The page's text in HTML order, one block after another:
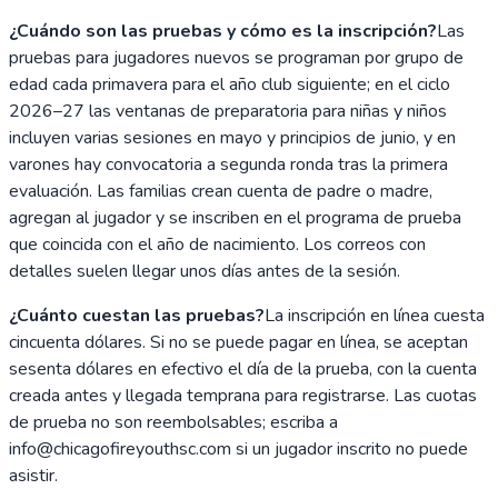
¿Cuándo son las pruebas y cómo es la inscripción?Las
pruebas para jugadores nuevos se programan por grupo de
edad cada primavera para el año club siguiente; en el ciclo
2026–27 las ventanas de preparatoria para niñas y niños
incluyen varias sesiones en mayo y principios de junio, y en
varones hay convocatoria a segunda ronda tras la primera
evaluación. Las familias crean cuenta de padre o madre,
agregan al jugador y se inscriben en el programa de prueba
que coincida con el año de nacimiento. Los correos con
detalles suelen llegar unos días antes de la sesión.
¿Cuánto cuestan las pruebas?La inscripción en línea cuesta
cincuenta dólares. Si no se puede pagar en línea, se aceptan
sesenta dólares en efectivo el día de la prueba, con la cuenta
creada antes y llegada temprana para registrarse. Las cuotas
de prueba no son reembolsables; escriba a
info@chicagofireyouthsc.com si un jugador inscrito no puede
asistir.